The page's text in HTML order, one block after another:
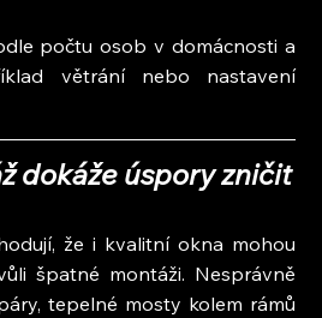
počtu osob v domácnosti a
větrání nebo nastavení
dokáže úspory zničit
že i kvalitní okna mohou
špatné montáži. Nesprávně
tepelné mosty kolem rámů